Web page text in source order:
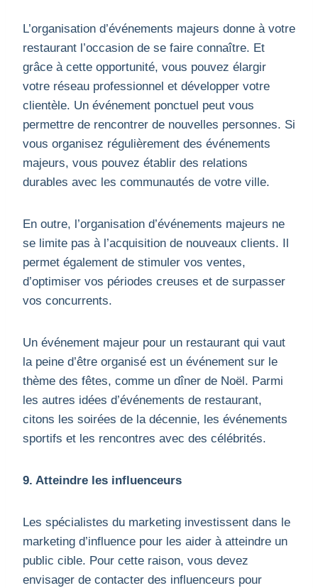
L’organisation d’événements majeurs donne à votre
restaurant l’occasion de se faire connaître. Et
grâce à cette opportunité, vous pouvez élargir
votre réseau professionnel et développer votre
clientèle. Un événement ponctuel peut vous
permettre de rencontrer de nouvelles personnes. Si
vous organisez régulièrement des événements
majeurs, vous pouvez établir des relations
durables avec les communautés de votre ville.
En outre, l’organisation d’événements majeurs ne
se limite pas à l’acquisition de nouveaux clients. Il
permet également de stimuler vos ventes,
d’optimiser vos périodes creuses et de surpasser
vos concurrents.
Un événement majeur pour un restaurant qui vaut
la peine d’être organisé est un événement sur le
thème des fêtes, comme un dîner de Noël. Parmi
les autres idées d’événements de restaurant,
citons les soirées de la décennie, les événements
sportifs et les rencontres avec des célébrités.
9. Atteindre les influenceurs
Les spécialistes du marketing investissent dans le
marketing d’influence pour les aider à atteindre un
public cible. Pour cette raison, vous devez
envisager de contacter des influenceurs pour